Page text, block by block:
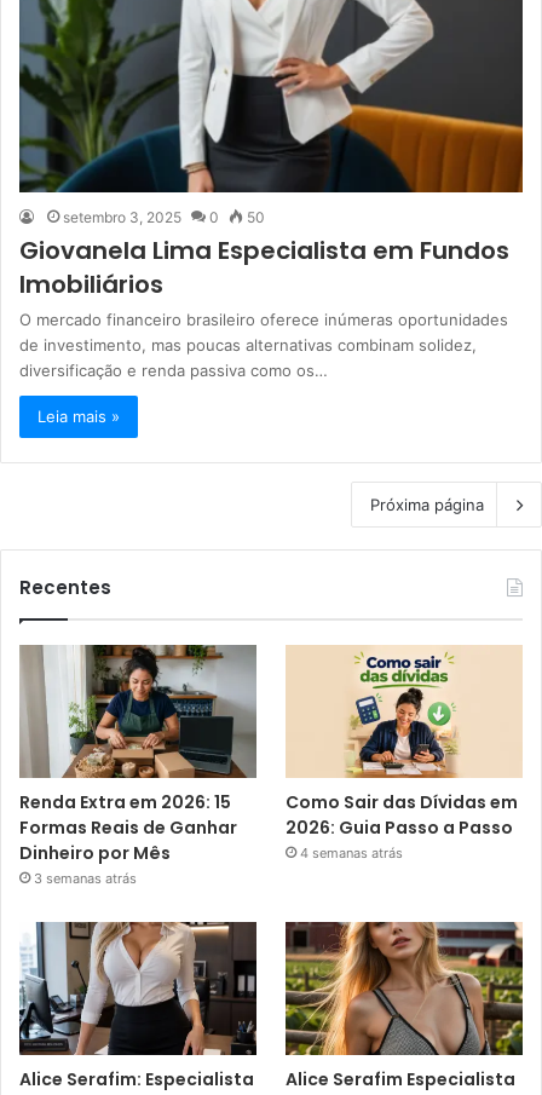
setembro 3, 2025 0 50
Giovanela Lima Especialista em Fundos
Imobiliários
O mercado financeiro brasileiro oferece inúmeras oportunidades
de investimento, mas poucas alternativas combinam solidez,
diversificação e renda passiva como os…
Leia mais »
Próxima página
Recentes
Renda Extra em 2026: 15
Formas Reais de Ganhar
Dinheiro por Mês
3 semanas atrás
Como Sair das Dívidas em
2026: Guia Passo a Passo
4 semanas atrás
Alice Serafim: Especialista
Alice Serafim Especialista